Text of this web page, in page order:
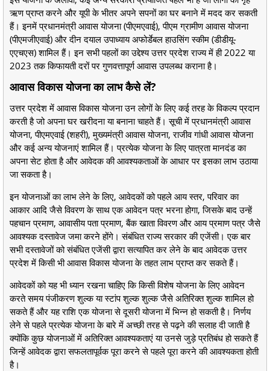
ऋण प्राप्त करने और यूपी के भीतर अपने सपनों का घर बनाने में मदद कर सकती
हैं। इनमें प्रधानमंत्री आवास योजना (पीएमएवाई), पीएम ग्रामीण आवास योजना
(पीएमजीएवाई) और दीन दयाल उपाध्याय अफोर्डेबल हाउसिंग स्कीम (डीडीयू-
एएचएस) शामिल हैं। इन सभी पहलों का उद्देश्य उत्तर प्रदेश राज्य में ही 2022 या
2023 तक किफायती दरों पर गुणवत्तापूर्ण आवास उपलब्ध कराना है।
आवास विकास योजना का लाभ कैसे लें?
उत्तर प्रदेश में आवास विकास योजना उन लोगों के लिए कई तरह के विकल्प प्रदान
करती है जो अपना घर खरीदना या बनाना चाहते हैं। सूची में प्रधानमंत्री आवास
योजना, पीएमएवाई (शहरी), मुख्यमंत्री आवास योजना, राजीव गांधी आवास योजना
और कई अन्य योजनाएं शामिल हैं। प्रत्येक योजना के लिए पात्रता मानदंड का
अपना सेट होता है और आवेदक की आवश्यकताओं के आधार पर इसका लाभ उठाया
जा सकता है।
इन योजनाओं का लाभ लेने के लिए, आवेदकों को पहले आय स्तर, परिवार का
आकार आदि जैसे विवरण के साथ एक आवेदन पत्र भरना होगा, जिसके बाद उन्हें
पहचान प्रमाण, आवासीय पता प्रमाण, बैंक खाता विवरण और आय प्रमाण पत्र जैसे
आवश्यक दस्तावेज जमा करने होंगे। संबंधित राज्य सरकार की एजेंसी। एक बार
सभी दस्तावेजों को संबंधित एजेंसी द्वारा सत्यापित कर लेने के बाद आवेदक उत्तर
प्रदेश में किसी भी आवास विकास योजना के तहत लाभ प्राप्त कर सकते हैं।
आवेदकों को यह भी ध्यान रखना चाहिए कि किसी विशेष योजना के लिए आवेदन
करते समय पंजीकरण शुल्क या स्टांप शुल्क शुल्क जैसे अतिरिक्त शुल्क शामिल हो
सकते हैं और यह राशि एक योजना से दूसरी योजना में भिन्न हो सकती है। निर्णय
लेने से पहले प्रत्येक योजना के बारे में अच्छी तरह से पढ़ने की सलाह दी जाती है
क्योंकि कुछ योजनाओं में अतिरिक्त आवश्यकताएं या उनसे जुड़े प्रतिबंध हो सकते हैं
जिन्हें आवेदक द्वारा सफलतापूर्वक पूरा करने से पहले पूरा करने की आवश्यकता होती
है।